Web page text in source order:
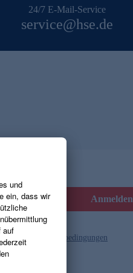
24/7 E-Mail-Service
service@hse.de
Anmelden
und die Gutscheinbedingungen